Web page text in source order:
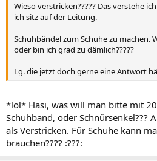
Wieso verstricken????? Das verstehe
ich sitz auf der Leitung.
Schuhbändel zum Schuhe zu machen.
oder bin ich grad zu dämlich?????
Lg. die jetzt doch gerne eine Antwort
*lol* Hasi, was will man bitte mit
Schuhband, oder Schnürsenkel???
als Verstricken. Für Schuhe kann
brauchen???? :???: